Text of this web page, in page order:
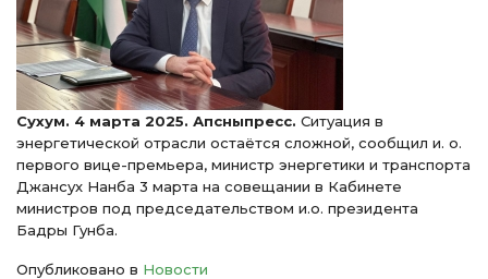
Сухум. 4 марта 2025. Апсныпресс. Ситуация в
энергетической отрасли остаётся сложной, сообщил и. о.
первого вице-премьера, министр энергетики и транспорта
Джансух Нанба 3 марта на совещании в Кабинете
министров под председательством и.о. президента
Бадры Гунба.
Опубликовано в Новости